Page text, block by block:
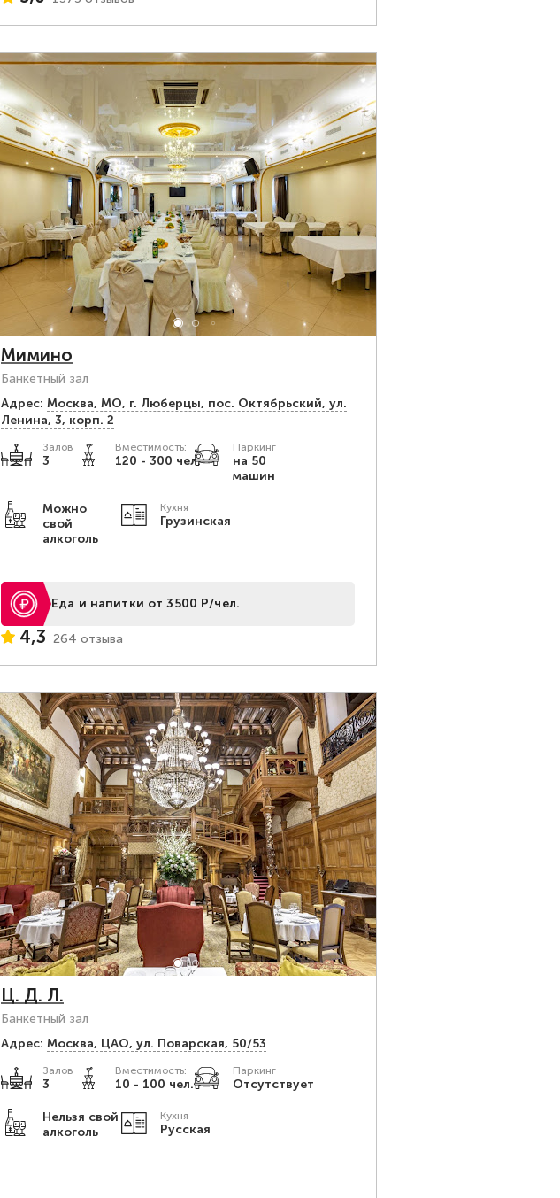
Мимино
Банкетный зал
Адрес: Москва, МО, г. Люберцы, пос. Октябрьский, ул.
Ленина, 3, корп. 2
Залов
3
Вместимость:
120 - 300 чел.
Паркинг
на 50
машин
Можно
свой
алкоголь
Кухня
Грузинская
Еда и напитки от 3500 Р/чел.
4,3 264 отзыва
Ц. Д. Л.
Банкетный зал
Адрес: Москва, ЦАО, ул. Поварская, 50/53
Залов
3
Вместимость:
10 - 100 чел.
Паркинг
Отсутствует
Нельзя свой
алкоголь
Кухня
Русская